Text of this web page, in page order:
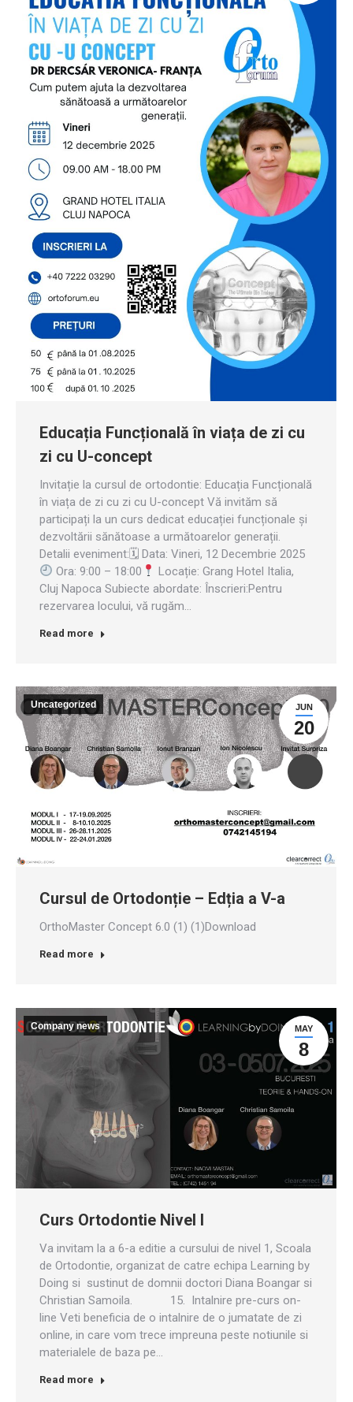
Educația Funcțională în viața de zi cu
zi cu U-concept
Invitație la cursul de ortodontie: Educația Funcțională
în viața de zi cu zi cu U-concept Vă invităm să
participați la un curs dedicat educației funcționale și
dezvoltării sănătoase a următoarelor generații.
Detalii eveniment:🗓 Data: Vineri, 12 Decembrie 2025
Ora: 9:00 – 18:00
Locație: Grang Hotel Italia,
Cluj Napoca Subiecte abordate: Înscrieri:Pentru
rezervarea locului, vă rugăm…
Read more
JUN
20
Uncategorized
Cursul de Ortodonție – Edția a V-a
OrthoMaster Concept 6.0 (1) (1)Download
Read more
MAY
8
Company news
Curs Ortodontie Nivel I
Va invitam la a 6-a editie a cursului de nivel 1, Scoala
de Ortodontie, organizat de catre echipa Learning by
Doing si sustinut de domnii doctori Diana Boangar si
Christian Samoila. 15. Intalnire pre-curs on-
line Veti beneficia de o intalnire de o jumatate de zi
online, in care vom trece impreuna peste notiunile si
materialele de baza pe…
Read more